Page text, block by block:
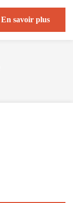
En savoir plus